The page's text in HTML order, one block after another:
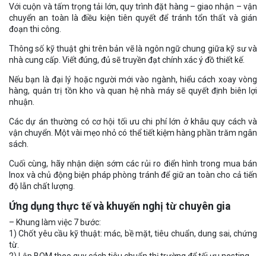
Với cuộn và tấm trọng tải lớn, quy trình đặt hàng – giao nhận – vận
chuyển an toàn là điều kiện tiên quyết để tránh tổn thất và gián
đoạn thi công.
Thông số kỹ thuật ghi trên bản vẽ là ngôn ngữ chung giữa kỹ sư và
nhà cung cấp. Viết đúng, đủ sẽ truyền đạt chính xác ý đồ thiết kế.
Nếu bạn là đại lý hoặc người mới vào ngành, hiểu cách xoay vòng
hàng, quản trị tồn kho và quan hệ nhà máy sẽ quyết định biên lợi
nhuận.
Các dự án thường có cơ hội tối ưu chi phí lớn ở khâu quy cách và
vận chuyển. Một vài mẹo nhỏ có thể tiết kiệm hàng phần trăm ngân
sách.
Cuối cùng, hãy nhận diện sớm các rủi ro điển hình trong mua bán
Inox và chủ động biện pháp phòng tránh để giữ an toàn cho cả tiến
độ lẫn chất lượng.
Ứng dụng thực tế và khuyến nghị từ chuyên gia
– Khung làm việc 7 bước:
1) Chốt yêu cầu kỹ thuật: mác, bề mặt, tiêu chuẩn, dung sai, chứng
từ.